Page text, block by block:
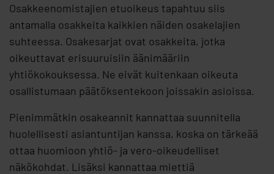
Osakkeenomistajien etuoikeus tapahtuu siis
antamalla osakkeita kaikkien näiden osakelajien
suhteessa. Osakesarjat ovat osakkeita, jotka
oikeuttavat erisuuruisiin äänimääriin
yhtiökokouksessa. Ne eivät kuitenkaan oikeuta
osallistumaan päätöksentekoon joissakin asioissa.
Pienimmätkin osakeannit kannattaa suunnitella
huolellisesti asiantuntijan kanssa, koska on tärkeää
ottaa huomioon yhtiö- ja vero-oikeudelliset
näkökohdat. Lisäksi kannattaa miettiä